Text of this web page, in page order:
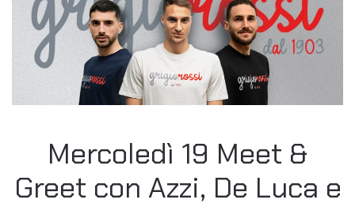
Mercoledì 19 Meet &
Greet con Azzi, De Luca e